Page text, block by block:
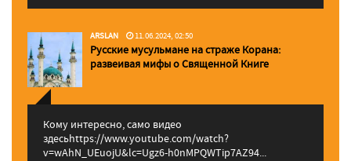
ARSLAN 11.06.2024, 02:50
Русские мусульмане на страже Корана:
pазвеивая мифы о Священной Книге
Кому интересно, само видео
здесьhttps://www.youtube.com/watch?
v=wAhN_UEuojU&lc=Ugz6-h0nMPQWTip7AZ94...